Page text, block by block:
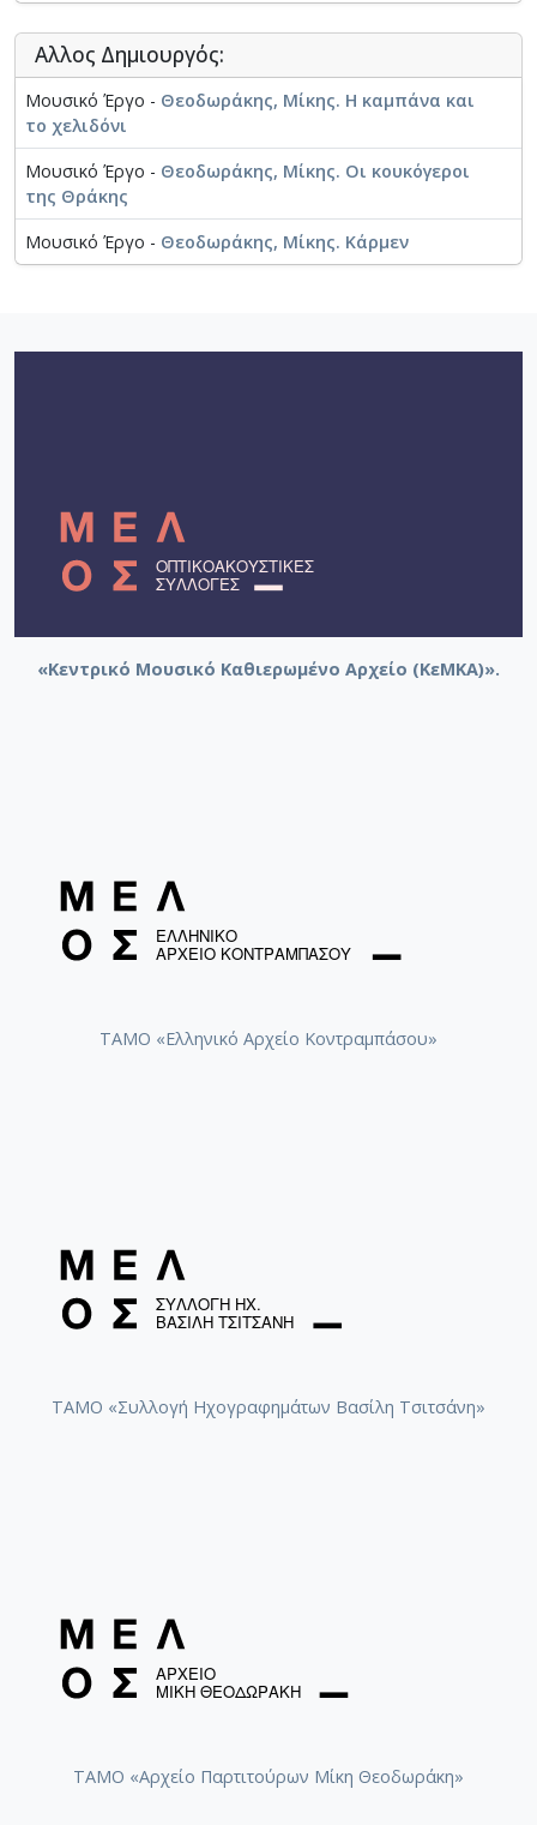
Αλλος Δημιουργός:
Μουσικό Έργο - Θεοδωράκης, Μίκης. Η καμπάνα και
το χελιδόνι
Μουσικό Έργο - Θεοδωράκης, Μίκης. Οι κουκόγεροι
της Θράκης
Μουσικό Έργο - Θεοδωράκης, Μίκης. Κάρμεν
«Κεντρικό Μουσικό Καθιερωμένο Αρχείο (ΚεΜΚΑ)».
ΤΑΜΟ «Ελληνικό Αρχείο Κοντραμπάσου»
ΤΑΜΟ «Συλλογή Ηχογραφημάτων Βασίλη Τσιτσάνη»
ΤΑΜΟ «Αρχείο Παρτιτούρων Μίκη Θεοδωράκη»